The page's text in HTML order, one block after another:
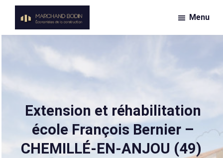
Passer
contenu
Marchand
Bodin
Économiste
Menu
Extension et réhabilitation
école François Bernier –
CHEMILLÉ-EN-ANJOU (49)